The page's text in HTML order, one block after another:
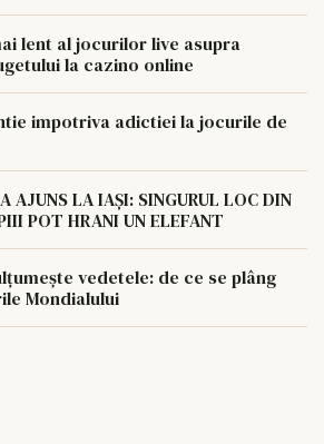
lent al jocurilor live asupra
la cazino online
impotriva adictiei la jocurile de
AJUNS LA IAȘI: SINGURUL LOC DIN
POT HRANI UN ELEFANT
vedetele: de ce se plâng
Mondialului